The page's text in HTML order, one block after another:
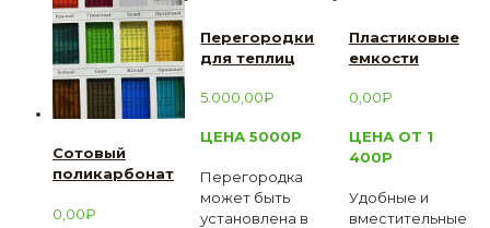
Сотовый
поликарбонат
0,00₽
Перегородки
для теплиц
5.000,00₽
ЦЕНА 5000Р
Перегородка
может быть
установлена в
Пластиковые
емкости
0,00₽
ЦЕНА ОТ 1
400Р
Удобные и
вместительные